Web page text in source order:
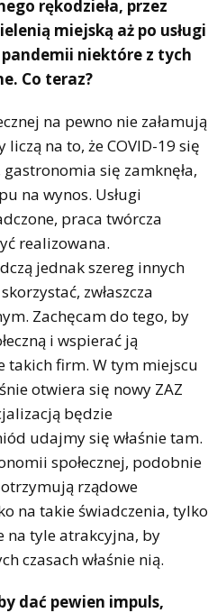
rękodzieła, przez
miejską aż po usługi
niektóre z tych
Co teraz?
na pewno nie załamują
na to, że COVID-19 się
się zamknęła,
na wynos. Usługi
praca twórcza
realizowana.
jednak szereg innych
zwłaszcza
Zachęcam do tego, by
i wspierać ją
takich firm. W tym miejscu
otwiera się nowy ZAZ
będzie
udajmy się właśnie tam.
społecznej, podobnie
rządowe
na takie świadczenia, tylko
na tyle atrakcyjna, by
czasach właśnie nią.
dać pewien impuls,